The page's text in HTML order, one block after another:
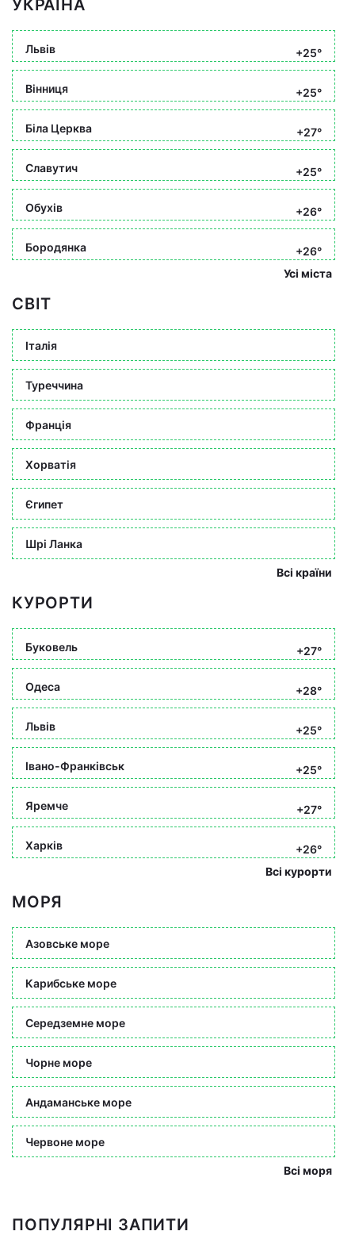
УКРАЇНА
Львів +25°
Вінниця +25°
Біла Церква +27°
Славутич +25°
Обухів +26°
Бородянка
+26°
Усі міста
СВІТ
Італія
Туреччина
Франція
Хорватія
Єгипет
Шрі Ланка
Всі країни
КУРОРТИ
Буковель +27°
Одеса +28°
Львів +25°
Івано-Франківськ +25°
Яремче +27°
Харків
+26°
Всі курорти
МОРЯ
Азовське море
Карибське море
Середземне море
Чорне море
Андаманське море
Червоне море
Всі моря
ПОПУЛЯРНІ ЗАПИТИ